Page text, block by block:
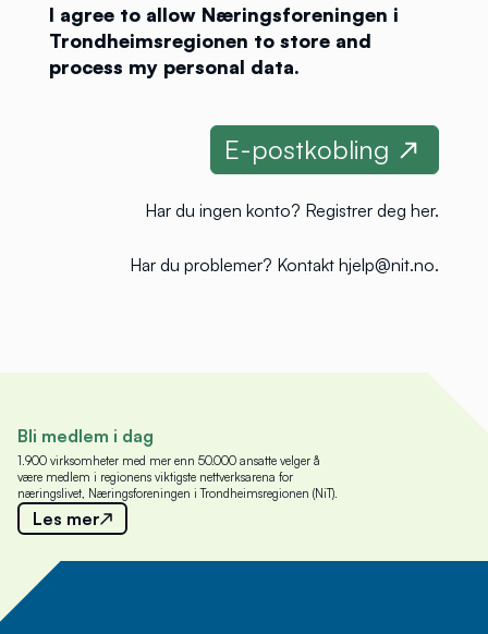
I agree to allow Næringsforeningen i
Trondheimsregionen to store and
process my personal data.
Har du ingen konto? Registrer deg her.
Har du problemer? Kontakt hjelp@nit.no.
Bli medlem i dag
1.900 virksomheter med mer enn 50.000 ansatte velger å
være medlem i regionens viktigste nettverksarena for
næringslivet, Næringsforeningen i Trondheimsregionen (NiT).
Les mer